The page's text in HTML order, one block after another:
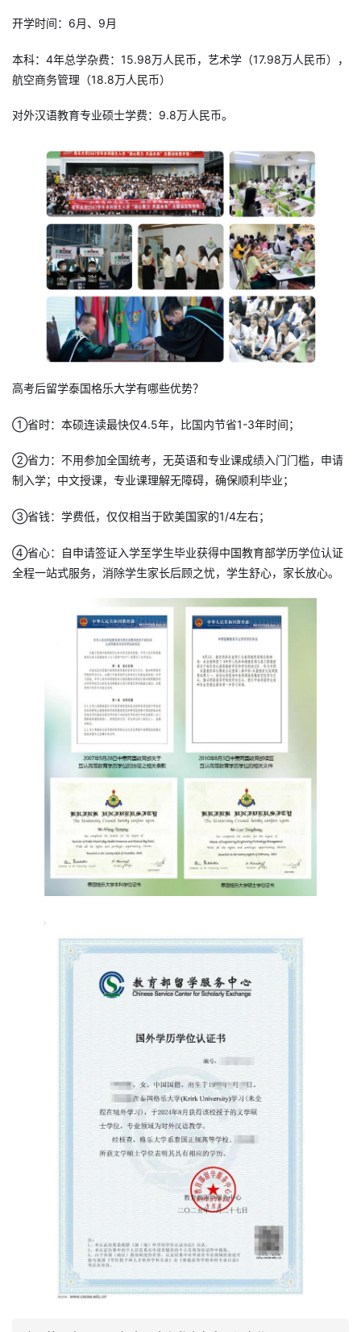
开学时间：6月、9月
本科：4年总学杂费：15.98万人民币，艺术学（17.98万人民币），
航空商务管理（18.8万人民币）
对外汉语教育专业硕士学费：9.8万人民币。
高考后留学泰国格乐大学有哪些优势？
①省时：本硕连读最快仅4.5年，比国内节省1-3年时间；
②省力：不用参加全国统考，无英语和专业课成绩入门门槛，申请
制入学；中文授课，专业课理解无障碍，确保顺利毕业；
③省钱：学费低，仅仅相当于欧美国家的1/4左右；
④省心：自申请签证入学至学生毕业获得中国教育部学历学位认证
全程一站式服务，消除学生家长后顾之忧，学生舒心，家长放心。